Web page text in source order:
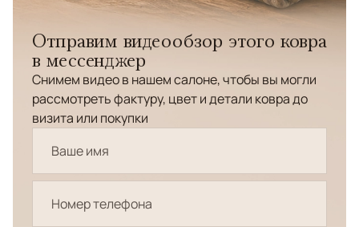
Отправим видеообзор этого ковра
в мессенджер
Снимем видео в нашем салоне, чтобы вы могли
рассмотреть фактуру, цвет и детали ковра до
визита или покупки